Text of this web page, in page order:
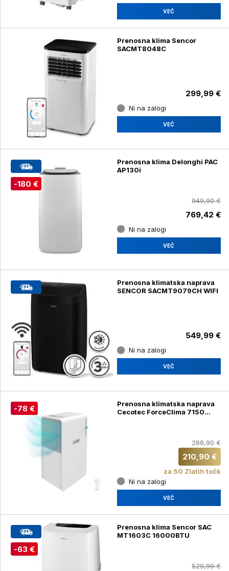
VEČ
Prenosna klima Sencor
SACMT8048C
299,99 €
Ni na zalogi
VEČ
-180 €
Prenosna klima Delonghi PAC
AP130i
949,90 €
769,42 €
Ni na zalogi
VEČ
Prenosna klimatska naprava
SENCOR SACMT9079CH WIFI
549,99 €
Ni na zalogi
VEČ
-78 €
Prenosna klimatska naprava
Cecotec ForceClima 7150
288,90 €
210,90 €
za 50 Zlatih točk
Ni na zalogi
VEČ
-63 €
Prenosna klima Sencor SAC
MT1603C 16000BTU
529,99 €